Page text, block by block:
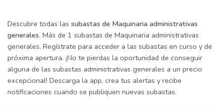
Descubre todas las subastas de Maquinaria administrativas
generales. Más de 1 subastas de Maquinaria administrativas
generales. Regístrate para acceder a las subastas en curso y de
próxima apertura. ¡No te pierdas la oportunidad de conseguir
alguna de las subastas administrativas generales a un precio
excepcional! Descarga la app, crea tus alertas y recibe
notificaciones cuando se publiquen nuevas subastas.